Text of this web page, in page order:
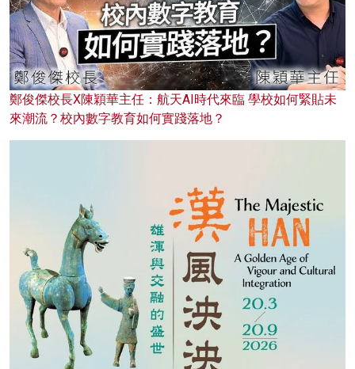
鄭俊傑校長X陳穎華主任：航天AI時代來臨 學校如何緊貼未
來潮流？校內數字教育如何實踐落地？